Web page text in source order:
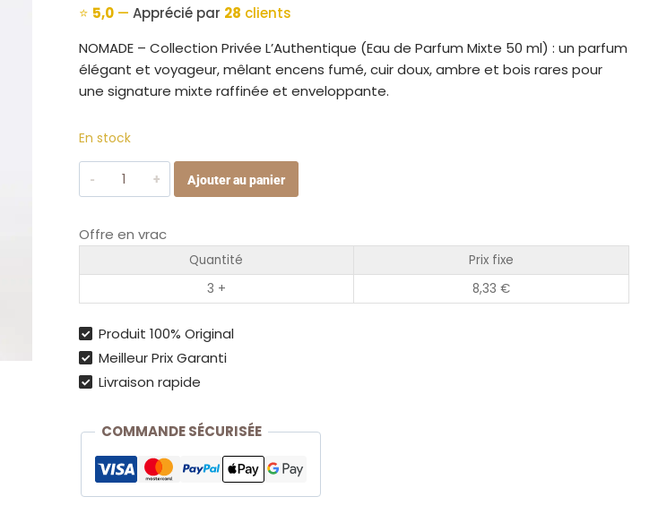
⭐ 5,0— Apprécié par 28 clients
NOMADE – Collection Privée L’Authentique (Eau de Parfum Mixte 50 ml) : un parfum
élégant et voyageur, mêlant encens fumé, cuir doux, ambre et bois rares pour
une signature mixte raffinée et enveloppante.
En stock
quantité
de
Collection
Authentique
Nomade
Ajouter au panier
Offre en vrac
Quantité
Prix fixe
3 +
8,33 €
Produit 100% Original
Meilleur Prix Garanti
Livraison rapide
COMMANDE SÉCURISÉE